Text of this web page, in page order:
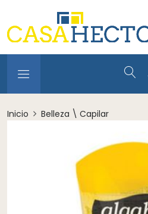
Inicio Belleza \ Capilar